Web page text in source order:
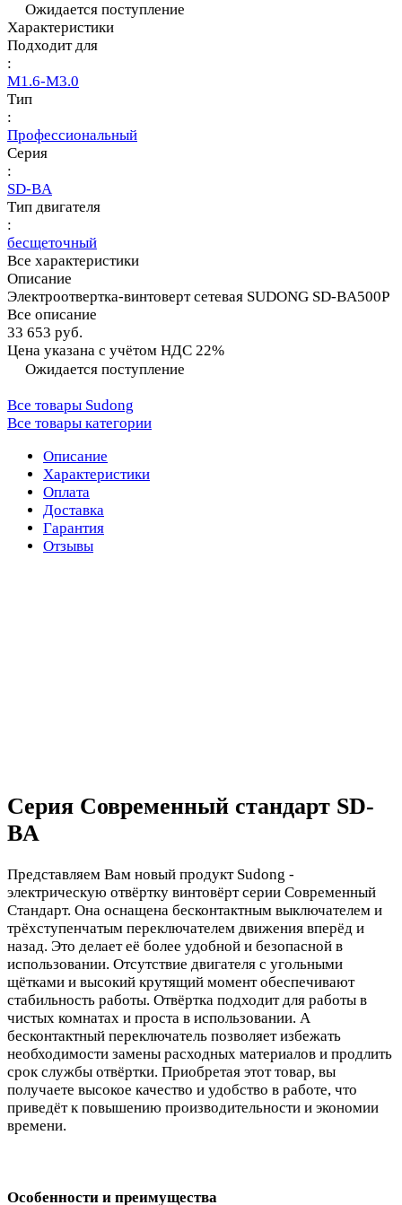
Ожидается поступление
Характеристики
Подходит для
:
M1.6-M3.0
Тип
:
Профессиональный
Серия
:
SD-BA
Тип двигателя
:
бесщеточный
Все характеристики
Описание
Электроотвертка-винтоверт сетевая SUDONG SD-BA500P
Все описание
33 653 руб.
Цена указана с учётом НДС 22%
Ожидается поступление
Все товары Sudong
Все товары категории
Описание
Характеристики
Оплата
Доставка
Гарантия
Отзывы
Серия Современный стандарт SD-
BA
Представляем Вам новый продукт Sudong -
электрическую отвёртку винтовёрт серии Современный
Стандарт. Она оснащена бесконтактным выключателем и
трёхступенчатым переключателем движения вперёд и
назад. Это делает её более удобной и безопасной в
использовании. Отсутствие двигателя с угольными
щётками и высокий крутящий момент обеспечивают
стабильность работы. Отвёртка подходит для работы в
чистых комнатах и проста в использовании. А
бесконтактный переключатель позволяет избежать
необходимости замены расходных материалов и продлить
срок службы отвёртки. Приобретая этот товар, вы
получаете высокое качество и удобство в работе, что
приведёт к повышению производительности и экономии
времени.
Особенности и преимущества